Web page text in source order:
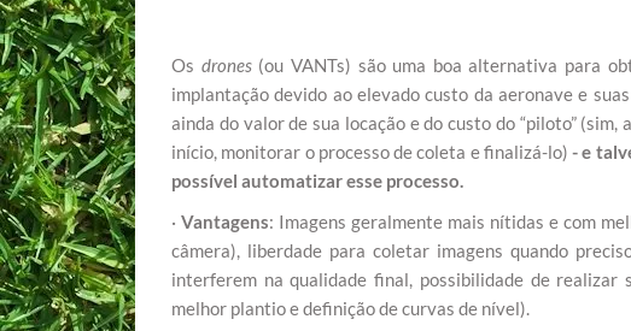
Os drones(ou VANTs) são uma boa alternativa para
implantação devido ao elevado custo da aeronave e
ainda do valor de sua locação e do custo do “piloto”
início, monitorar o processo de coleta e finalizá-lo)- e
possível automatizar esse processo.
· Vantagens: Imagens geralmente mais nítidas e com
câmera), liberdade para coletar imagens quando
interferem na qualidade final, possibilidade de
melhor plantio e definição de curvas de nível).